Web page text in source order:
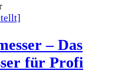
– Das
für Profi